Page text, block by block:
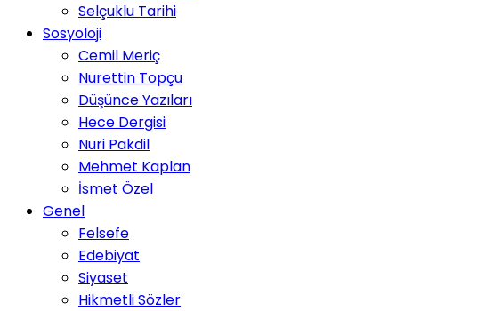
Selçuklu Tarihi
Sosyoloji
Cemil Meriç
Nurettin Topçu
Düşünce Yazıları
Hece Dergisi
Nuri Pakdil
Mehmet Kaplan
İsmet Özel
Genel
Felsefe
Edebiyat
Siyaset
Hikmetli Sözler